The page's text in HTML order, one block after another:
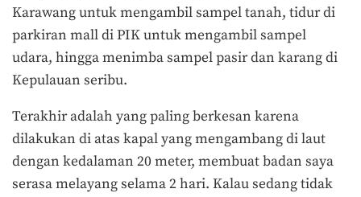
Karawang untuk mengambil sampel tanah, tidur di
parkiran mall di PIK untuk mengambil sampel
udara, hingga menimba sampel pasir dan karang di
Kepulauan seribu.
Terakhir adalah yang paling berkesan karena
dilakukan di atas kapal yang mengambang di laut
dengan kedalaman 20 meter, membuat badan saya
serasa melayang selama 2 hari. Kalau sedang tidak